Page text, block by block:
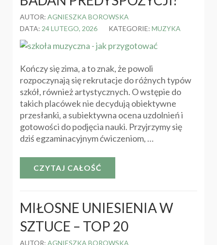
AUTOR: AGNIESZKA BOROWSKA
DATA: 24 LUTEGO, 2026 KATEGORIE: MUZYKA
Kończy się zima, a to znak, że powoli
rozpoczynają się rekrutacje do różnych typów
szkół, również artystycznych. O wstępie do
takich placówek nie decydują obiektywne
przesłanki, a subiektywna ocena uzdolnień i
gotowości do podjęcia nauki. Przyjrzymy się
dziś egzaminacyjnym ćwiczeniom, …
CZYTAJ CAŁOŚĆ
MIŁOSNE UNIESIENIA W
SZTUCE – TOP 20
AUTOR: AGNIESZKA BOROWSKA